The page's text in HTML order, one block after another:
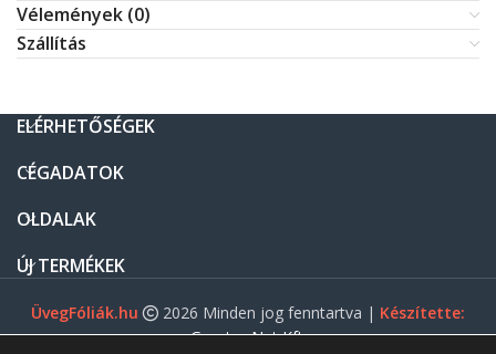
Vélemények (0)
Szállítás
ELÉRHETŐSÉGEK
CÉGADATOK
OLDALAK
ÚJ TERMÉKEK
ÜvegFóliák.hu 2026 Minden jog fenntartva | Készítette:
Gasztro Net Kft.